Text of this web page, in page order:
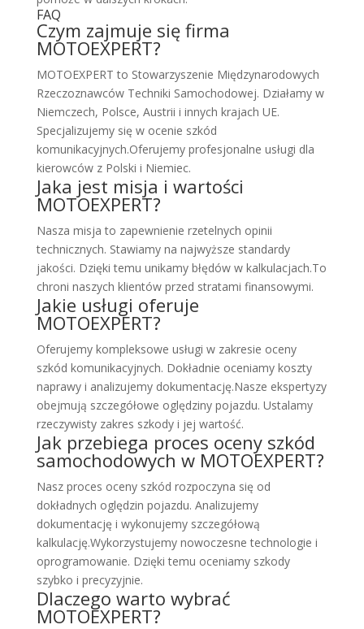
FAQ
Czym zajmuje się firma
MOTOEXPERT?
MOTOEXPERT to Stowarzyszenie Międzynarodowych
Rzeczoznawców Techniki Samochodowej. Działamy w
Niemczech, Polsce, Austrii i innych krajach UE.
Specjalizujemy się w ocenie szkód
komunikacyjnych.Oferujemy profesjonalne usługi dla
kierowców z Polski i Niemiec.
Jaka jest misja i wartości
MOTOEXPERT?
Nasza misja to zapewnienie rzetelnych opinii
technicznych. Stawiamy na najwyższe standardy
jakości. Dzięki temu unikamy błędów w kalkulacjach.To
chroni naszych klientów przed stratami finansowymi.
Jakie usługi oferuje
MOTOEXPERT?
Oferujemy kompleksowe usługi w zakresie oceny
szkód komunikacyjnych. Dokładnie oceniamy koszty
naprawy i analizujemy dokumentację.Nasze ekspertyzy
obejmują szczegółowe oględziny pojazdu. Ustalamy
rzeczywisty zakres szkody i jej wartość.
Jak przebiega proces oceny szkód
samochodowych w MOTOEXPERT?
Nasz proces oceny szkód rozpoczyna się od
dokładnych oględzin pojazdu. Analizujemy
dokumentację i wykonujemy szczegółową
kalkulację.Wykorzystujemy nowoczesne technologie i
oprogramowanie. Dzięki temu oceniamy szkody
szybko i precyzyjnie.
Dlaczego warto wybrać
MOTOEXPERT?